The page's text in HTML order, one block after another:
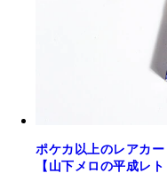
ポケカ以上のレアカ
【山下メロの平成レト